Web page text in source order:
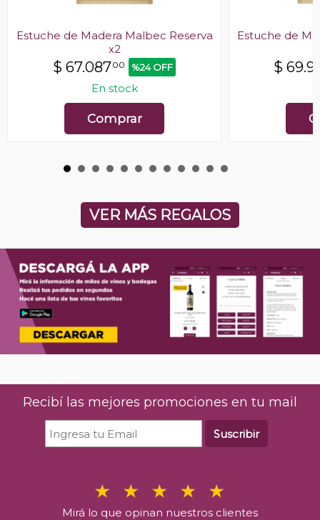
Estuche de Madera Malbec Reserva
x2
$ 67.08700 %24 OFF
En stock
Comprar
Estuche de
$
VER MÁS REGALOS
Recibí las mejores promociones en tu mail
Suscribir
Mirá lo que opinan nuestros clientes